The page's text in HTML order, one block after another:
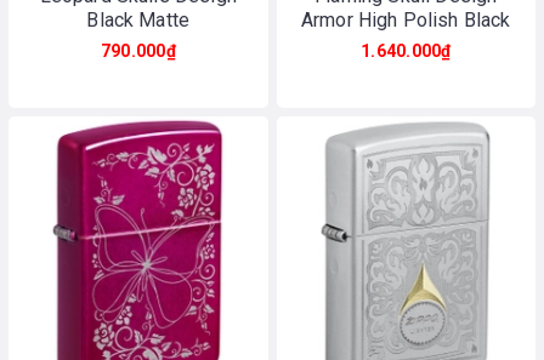
Black Matte
790.000₫
Armor High Polish Black
1.640.000₫